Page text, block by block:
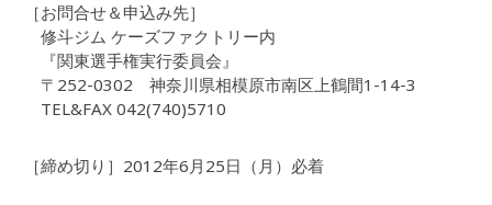
［お問合せ＆申込み先］
修斗ジム ケーズファクトリー内
『関東選手権実行委員会』
〒252-0302 神奈川県相模原市南区上鶴間1-14-3
TEL&FAX 042(740)5710
［締め切り］2012年6月25日（月）必着